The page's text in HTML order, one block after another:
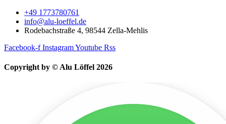
+49 1773780761
info@alu-loeffel.de
Rodebachstraße 4, 98544 Zella-Mehlis
Facebook-f InstagramYoutube Rss
Copyright by © Alu Löffel 2026